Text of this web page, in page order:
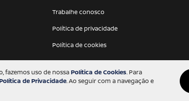
Trabalhe conosco
Política de privacidade
Política de cookies
fazemos uso de nossaPolítica de Cookies. Para
de Privacidade. Ao seguir com a navegação e